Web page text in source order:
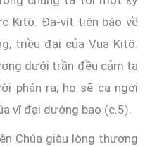
Kitô. Đa-vít tiên báo về
triều đại của Vua Kitô.
dưới trần đều cảm tạ
phán ra; họ sẽ ca ngợi
vĩ đại dường bao (c.5).
Chúa giàu lòng thương